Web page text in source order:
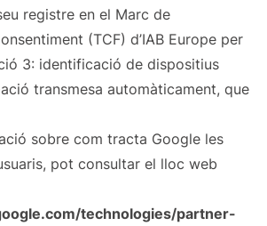
registre en el Marc de
(TCF) d’IAB Europe per
3: identificació de dispositius
transmesa automàticament, que
sobre com tracta Google les
pot consultar el lloc web
technologies/partner-